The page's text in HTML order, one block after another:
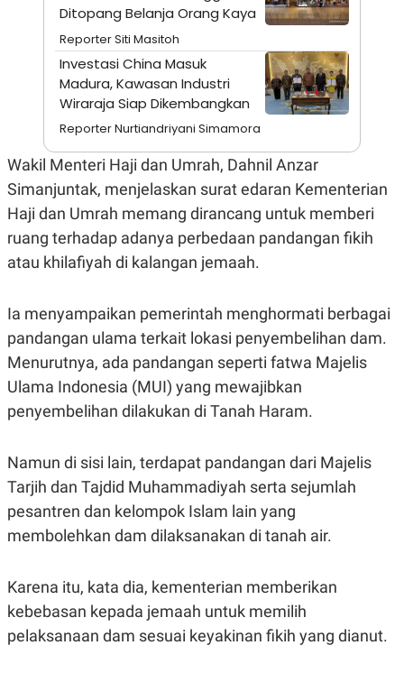
A
E
T
A
KANAL
P
U
S
A
T
A
M
A
K
O
N
T
V
L
I
S
Ditopang Belanja Orang Kaya
Reporter Siti Masitoh
Investasi China Masuk
Madura, Kawasan Industri
Wiraraja Siap Dikembangkan
Reporter Nurtiandriyani Simamora
Wakil Menteri Haji dan Umrah, Dahnil Anzar
Simanjuntak, menjelaskan surat edaran Kementerian
Haji dan Umrah memang dirancang untuk memberi
ruang terhadap adanya perbedaan pandangan fikih
atau khilafiyah di kalangan jemaah.
Ia menyampaikan pemerintah menghormati berbagai
pandangan ulama terkait lokasi penyembelihan dam.
Menurutnya, ada pandangan seperti fatwa Majelis
Ulama Indonesia (MUI) yang mewajibkan
penyembelihan dilakukan di Tanah Haram.
Namun di sisi lain, terdapat pandangan dari Majelis
Tarjih dan Tajdid Muhammadiyah serta sejumlah
pesantren dan kelompok Islam lain yang
membolehkan dam dilaksanakan di tanah air.
Karena itu, kata dia, kementerian memberikan
kebebasan kepada jemaah untuk memilih
pelaksanaan dam sesuai keyakinan fikih yang dianut.